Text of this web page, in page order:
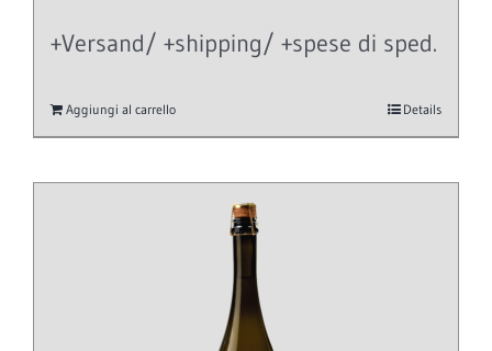
+Versand/ +shipping/ +spese di sped.
Aggiungi al carrello Details